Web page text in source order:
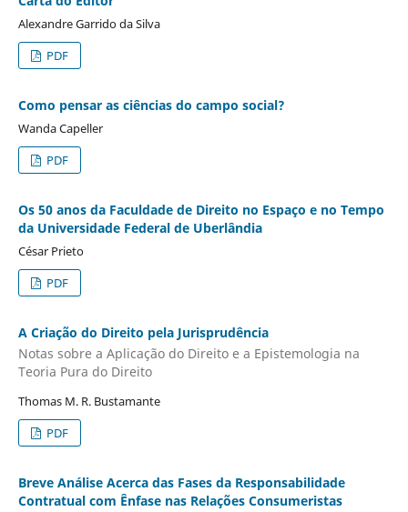
Alexandre Garrido da Silva
PDF
Como pensar as ciências do campo social?
Wanda Capeller
PDF
Os 50 anos da Faculdade de Direito no Espaço e no Tempo
da Universidade Federal de Uberlândia
César Prieto
PDF
A Criação do Direito pela Jurisprudência
Notas sobre a Aplicação do Direito e a Epistemologia na
Teoria Pura do Direito
Thomas M. R. Bustamante
PDF
Breve Análise Acerca das Fases da Responsabilidade
Contratual com Ênfase nas Relações Consumeristas